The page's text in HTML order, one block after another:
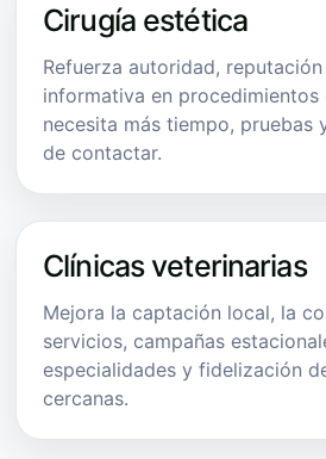
Cirugía estética
Refuerza autoridad,
informativa en
necesita más tiempo, pruebas
de contactar.
Clínicas veterinarias
Mejora la captación local, la
servicios, campañas
especialidades y fidelización
cercanas.